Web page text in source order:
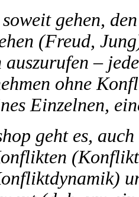
gehen,
(Freud,
–
ohne
Einzelnen,
geht es,